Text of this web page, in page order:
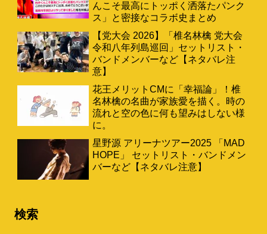
んこそ最高にトッポく洒落たパンク
ス」と密接なコラボ史まとめ
【党大会 2026】「椎名林檎 党大会
令和八年列島巡回」セットリスト・
バンドメンバーなど【ネタバレ注
意】
花王メリットCMに「幸福論」！椎
名林檎の名曲が家族愛を描く。時の
流れと空の色に何も望みはしない様
に。
星野源 アリーナツアー2025 「MAD
HOPE」 セットリスト・バンドメン
バーなど【ネタバレ注意】
検索